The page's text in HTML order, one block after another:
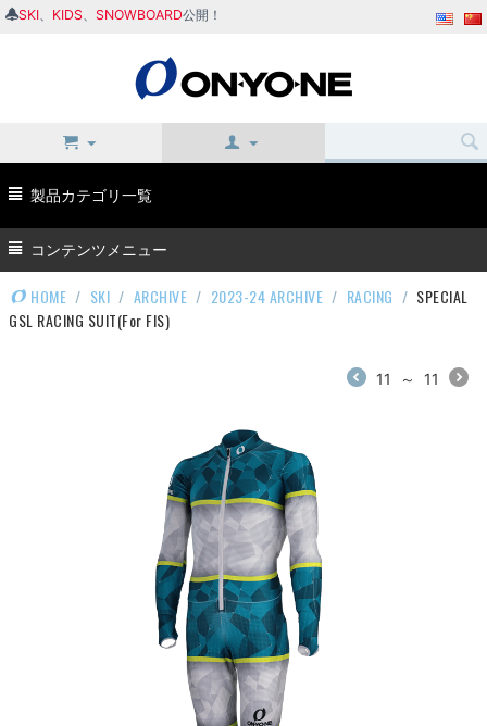
SKI KIDS SNOWBOARD公開！
製品カテゴリ一覧
コンテンツメニュー
HOME / SKI / ARCHIVE / 2023-24 ARCHIVE / RACING / SPECIAL
GSL RACING SUIT(For FIS)
11 ～ 11